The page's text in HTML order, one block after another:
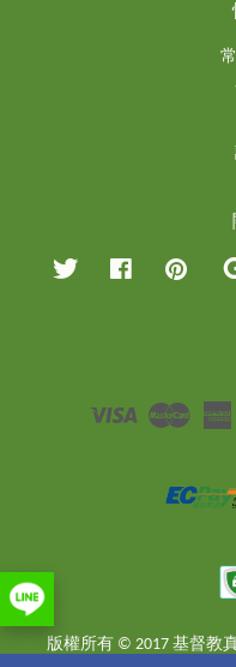
Twitter Facebook
Visa Master
版權所有 © 2017 基督教